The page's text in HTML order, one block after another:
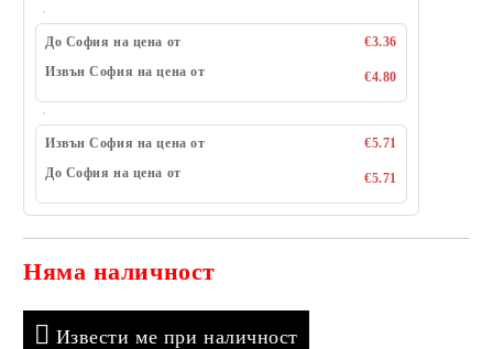
До София на цена от
€3.36
Извън София на цена от
€4.80
Извън София на цена от
€5.71
До София на цена от
€5.71
Няма наличност
Извести ме при наличност